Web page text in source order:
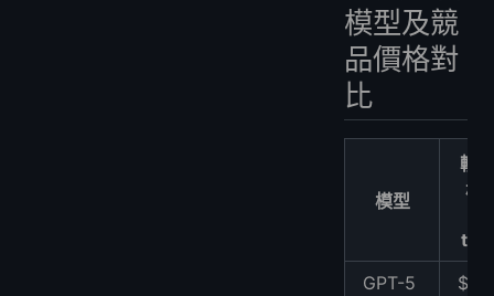
模型及競
品價格對
比
模型
輸
格/
GPT-5